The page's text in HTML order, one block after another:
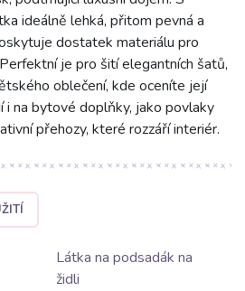
ideálně lehká, přitom pevná a
dostatek materiálu pro
je pro šití elegantních šatů,
oblečení, kde oceníte její
i na bytové doplňky, jako povlaky
přehozy, které rozzáří interiér.
Látka na podsadák na
židli